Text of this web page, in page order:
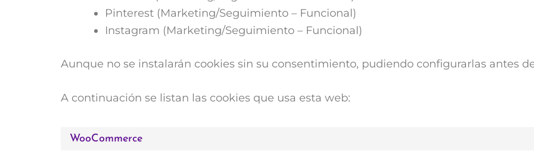
Pinterest (Marketing/Seguimiento – Funcional)
Instagram (Marketing/Seguimiento – Funcional)
Aunque no se instalarán cookies sin su consentimiento, pudiendo configurarlas antes
A continuación se listan las cookies que usa esta web:
WooCommerce